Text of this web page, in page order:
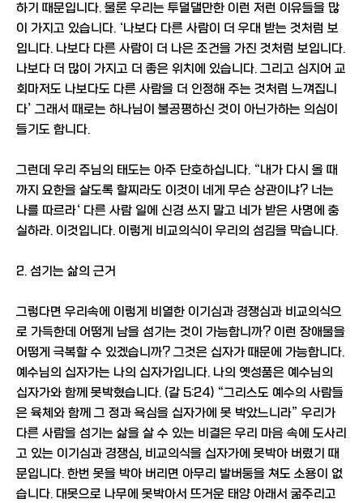
하기 때문입니다. 물론 우리는 투덜댈만한 이런 저런 이유들을 많
이 가지고 있습니다. ‘나보다 다른 사람이 더 우대 받는 것처럼 보
입니다. 나보다 다른 사람이 더 나은 조건을 가진 것처럼 보입니다.
나보다 더 많이 가지고 더 좋은 위치에 있습니다. 그리고 심지어 교
회마저도 나보다도 다른 사람을 더 인정해 주는 것처럼 느껴집니
다’ 그래서 때로는 하나님이 불공평하신 것이 아닌가하는 의심이
들기도 합니다.
그런데 우리 주님의 태도는 아주 단호하십니다. “내가 다시 올 때
까지 요한을 살도록 할찌라도 이것이 네게 무슨 상관이냐? 너는
나를 따르라‘ 다른 사람 일에 신경 쓰지 말고 네가 받은 사명에 충
실하라. 이것입니다. 이렇게 비교의식이 우리의 섬김을 막습니다.
2. 섬기는 삶의 근거
그렇다면 우리속에 이렇게 비열한 이기심과 경쟁심과 비교의식으
로 가득한데 어떻게 남을 섬기는 것이 가능합니까? 이런 장애물을
어떻게 극복할 수 있겠습니까? 그것은 십자가 때문에 가능합니다.
예수님의 십자가는 나의 십자가입니다. 나의 옛성품은 예수님의
십자가와 함께 못박혔습니다. (갈 5:24) “그리스도 예수의 사람들
은 육체와 함께 그 정과 욕심을 십자가에 못 박았느니라” 우리가
다른 사람을 섬기는 삶을 살 수 있는 비결은 우리 마음 속에 도사리
고 있는 이기심과 경쟁심, 비교의식을 십자가에 못박아 버렸기 때
문입니다. 한번 못을 박아 버리면 아무리 발버둥을 쳐도 소용이 없
습니다. 대못으로 나무에 못박아서 뜨거운 태양 아래서 굶주리고